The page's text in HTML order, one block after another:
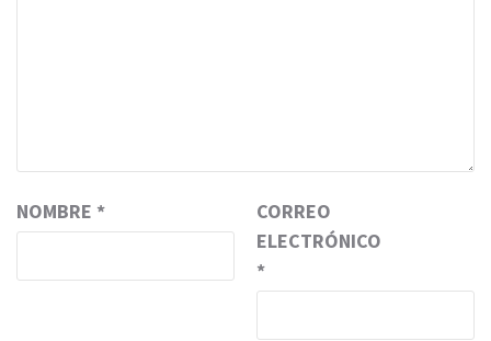
NOMBRE *
CORREO
ELECTRÓNICO
*